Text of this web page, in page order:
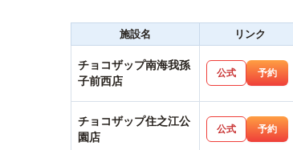
施設名 リンク
チョコザップ南海我孫
子前西店
公式 予約
チョコザップ住之江公
園店
公式 予約